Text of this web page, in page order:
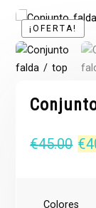
¡OFERTA!
€45.00 El
€
Colores